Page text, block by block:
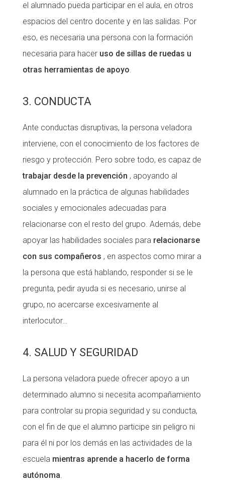
el alumnado pueda participar en el aula, en otros
espacios del centro docente y en las salidas. Por
eso, es necesaria una persona con la formación
necesaria para hacer uso de sillas de ruedas u
otras herramientas de apoyo.
3. CONDUCTA
Ante conductas disruptivas, la persona veladora
interviene, con el conocimiento de los factores de
riesgo y protección. Pero sobre todo, es capaz de
trabajar desde la prevención , apoyando al
alumnado en la práctica de algunas habilidades
sociales y emocionales adecuadas para
relacionarse con el resto del grupo. Además, debe
apoyar las habilidades sociales para relacionarse
con sus compañeros , en aspectos como mirar a
la persona que está hablando, responder si se le
pregunta, pedir ayuda si es necesario, unirse al
grupo, no acercarse excesivamente al
interlocutor…
4. SALUD Y SEGURIDAD
La persona veladora puede ofrecer apoyo a un
determinado alumno si necesita acompañamiento
para controlar su propia seguridad y su conducta,
con el fin de que el alumno participe sin peligro ni
para él ni por los demás en las actividades de la
escuela mientras aprende a hacerlo de forma
autónoma.